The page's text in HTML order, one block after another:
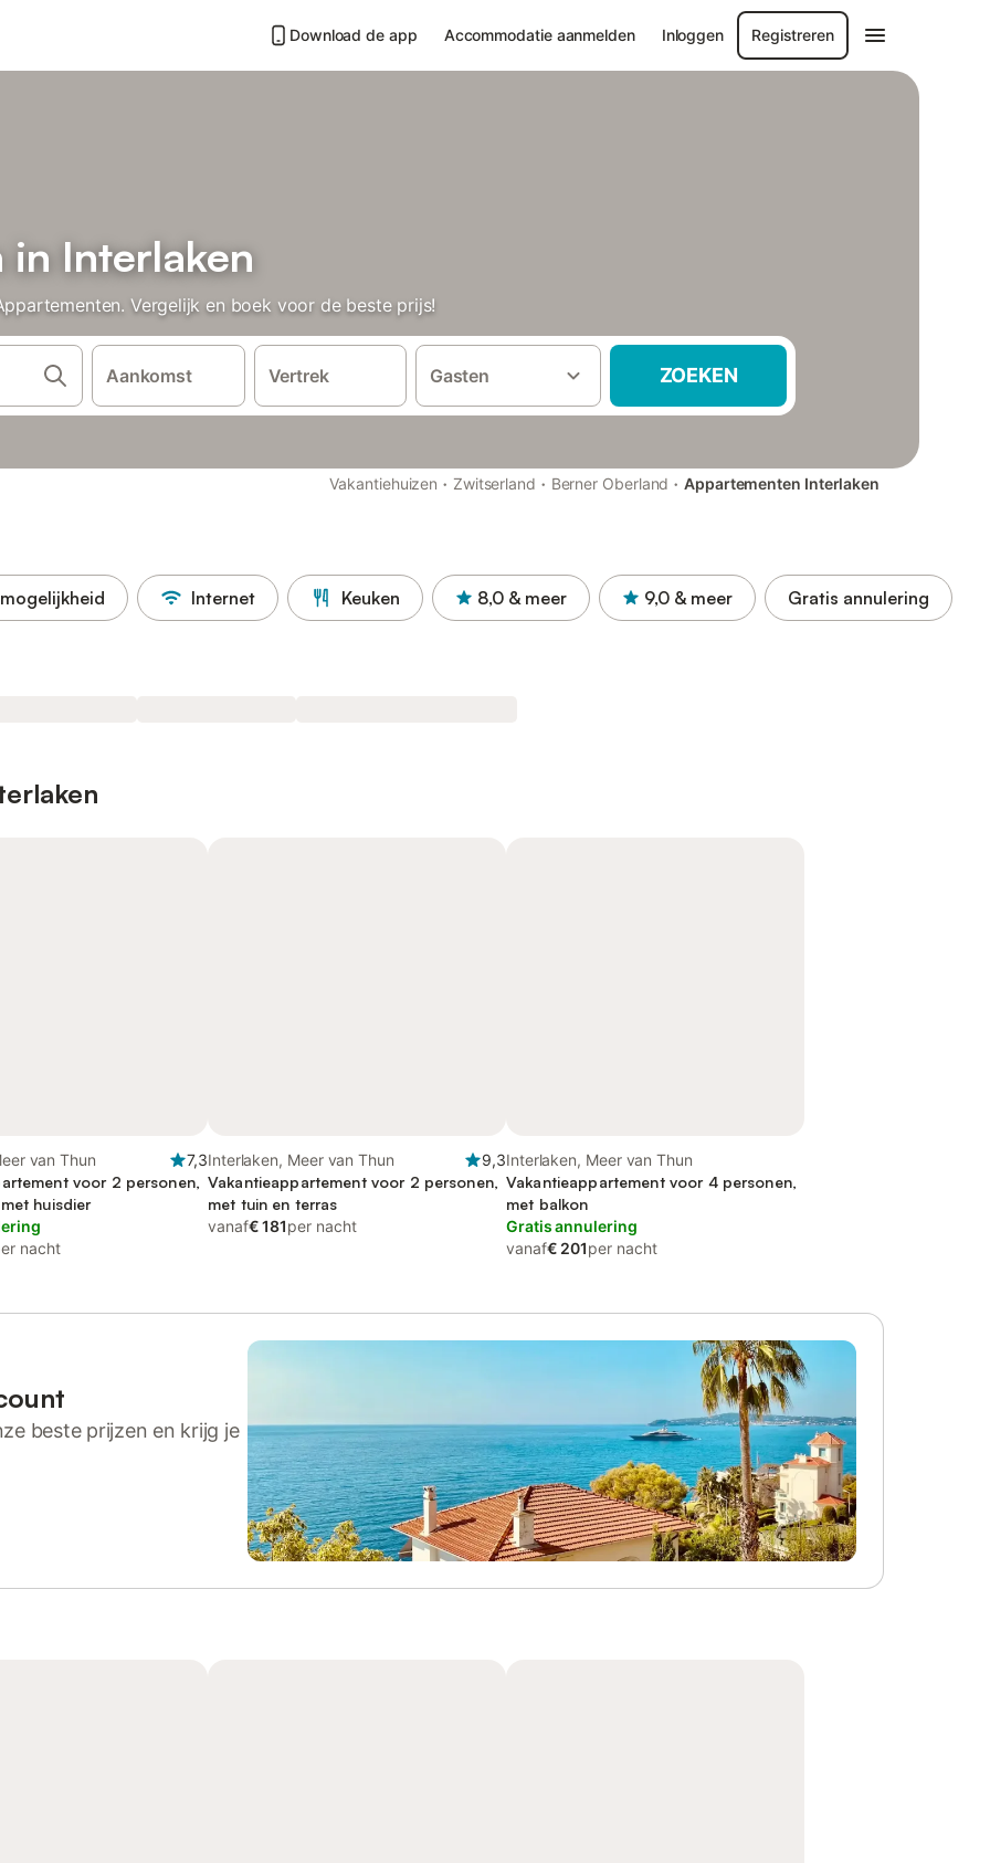
Download de app Accommodatie aanmelden Inloggen Registreren
Interlaken
Vergelijk en boek voor de beste prijs!
Aankomst Vertrek Gasten ZOEKEN
Vakantiehuizen · Zwitserland · Berner Oberland · Appartementen Interlaken
Internet Keuken 8,0 & meer 9,0 & meer Gratis annulering
van Thun
7,3
voor 2 personen,
huisdier
nacht
Interlaken, Meer van Thun
9,3
Vakantieappartement voor 2 personen,
met tuin en terras
vanaf€ 181per nacht
Interlaken, Meer van Thun
Vakantieappartement voor 4 personen,
met balkon
Gratis annulering
vanaf€ 201per nacht
beste prijzen en krijg je